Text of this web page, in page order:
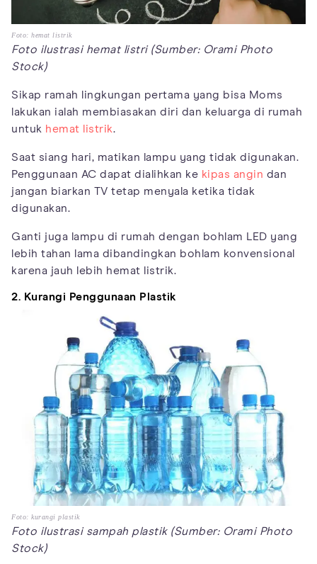
Foto: hemat listrik
Foto ilustrasi hemat listri (Sumber: Orami Photo
Stock)
Sikap ramah lingkungan pertama yang bisa Moms
lakukan ialah membiasakan diri dan keluarga di rumah
untuk hemat listrik.
Saat siang hari, matikan lampu yang tidak digunakan.
Penggunaan AC dapat dialihkan ke kipas angin dan
jangan biarkan TV tetap menyala ketika tidak
digunakan.
Ganti juga lampu di rumah dengan bohlam LED yang
lebih tahan lama dibandingkan bohlam konvensional
karena jauh lebih hemat listrik.
2. Kurangi Penggunaan Plastik
Foto: kurangi plastik
Foto ilustrasi sampah plastik (Sumber: Orami Photo
Stock)